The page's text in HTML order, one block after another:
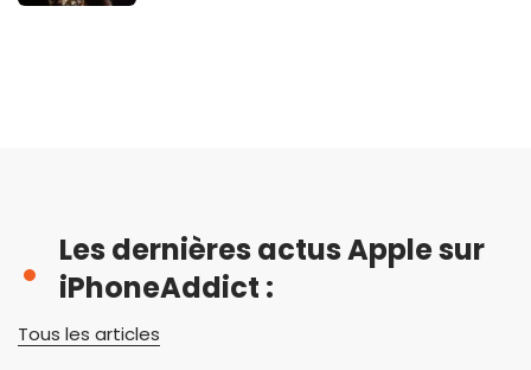
Les dernières actus Apple sur
iPhoneAddict :
Tous les articles